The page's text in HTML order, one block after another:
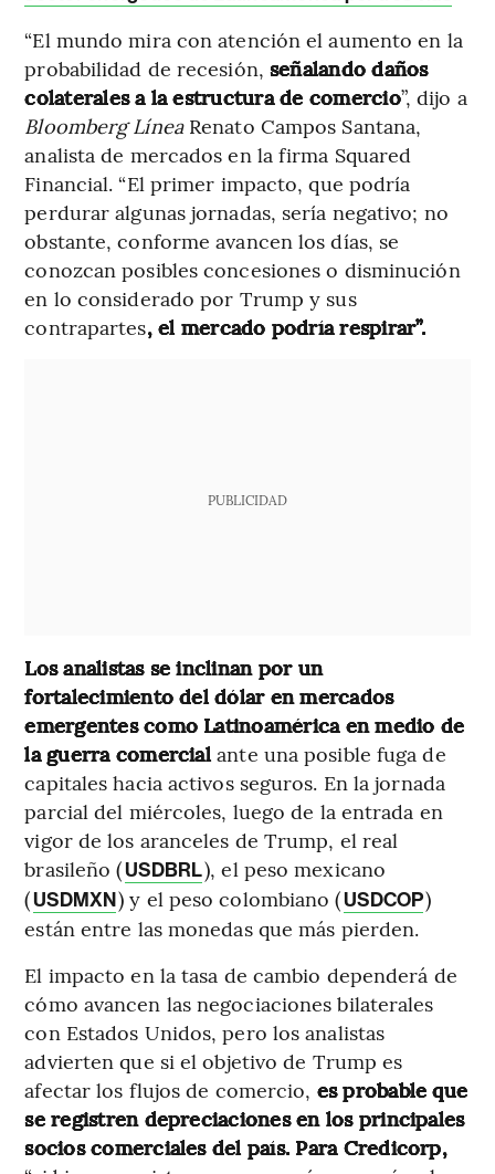
“El mundo mira con atención el aumento en la
probabilidad de recesión, señalando daños
colaterales a la estructura de comercio”, dijo a
Bloomberg Línea Renato Campos Santana,
analista de mercados en la firma Squared
Financial. “El primer impacto, que podría
perdurar algunas jornadas, sería negativo; no
obstante, conforme avancen los días, se
conozcan posibles concesiones o disminución
en lo considerado por Trump y sus
contrapartes, el mercado podría respirar”.
PUBLICIDAD
Los analistas se inclinan por un
fortalecimiento del dólar en mercados
emergentes como Latinoamérica en medio de
la guerra comercialante una posible fuga de
capitales hacia activos seguros. En la jornada
parcial del miércoles, luego de la entrada en
vigor de los aranceles de Trump, el real
brasileño (USDBRL), el peso mexicano
(USDMXN) y el peso colombiano (USDCOP)
están entre las monedas que más pierden.
El impacto en la tasa de cambio dependerá de
cómo avancen las negociaciones bilaterales
con Estados Unidos, pero los analistas
advierten que si el objetivo de Trump es
afectar los flujos de comercio, es probable que
se registren depreciaciones en los principales
socios comerciales del país. Para Credicorp,